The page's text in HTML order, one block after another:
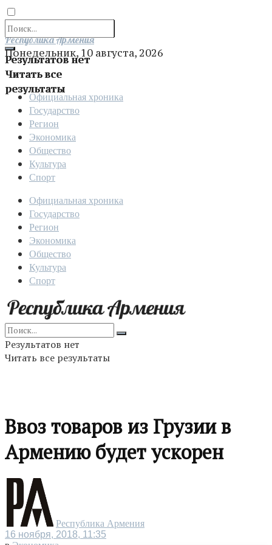
Результатов нет
Читать все
результаты
Отправить
Республика Армения
Понедельник, 10 августа, 2026
Официальная хроника
Государство
Регион
Экономика
Общество
Культура
Спорт
Официальная хроника
Государство
Регион
Экономика
Общество
Культура
Спорт
Результатов нет
Читать все результаты
Ввоз товаров из Грузии в
Армению будет ускорен
Республика Армения
16 ноября, 2018, 11:35